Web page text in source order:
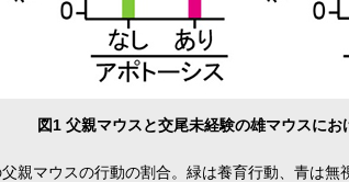
図1 父親マウスと交尾未経験の雄マウスに
親マウスの行動の割合。緑は養育行動、青は